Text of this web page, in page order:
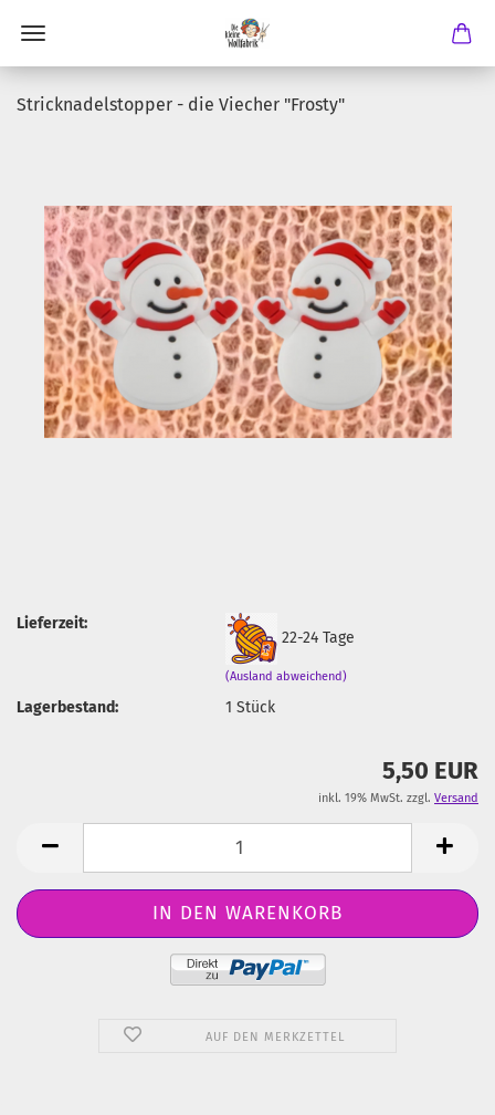
Stricknadelstopper - die Viecher "Frosty"
Lieferzeit:
22-24 Tage
(Ausland abweichend)
Lagerbestand: 1Stück
5,50 EUR
inkl. 19% MwSt. zzgl. Versand
AUF DEN MERKZETTEL